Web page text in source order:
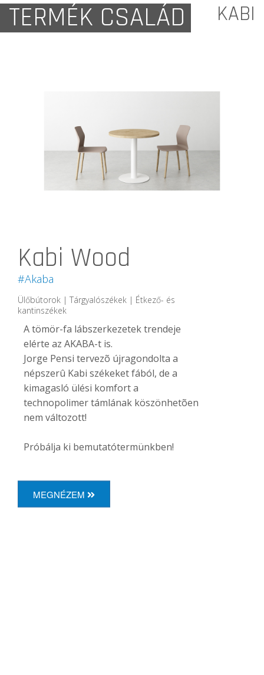
TERMÉK CSALÁD KABI
Kabi Wood
#Akaba
Ülőbútorok | Tárgyalószékek | Étkező- és
kantinszékek
A tömör-fa lábszerkezetek trendeje
elérte az AKABA-t is.
Jorge Pensi tervezõ újragondolta a
népszerû Kabi székeket fából, de a
kimagasló ülési komfort a
technopolimer támlának köszönhetõen
nem változott!
Próbálja ki bemutatótermünkben!
MEGNÉZEM